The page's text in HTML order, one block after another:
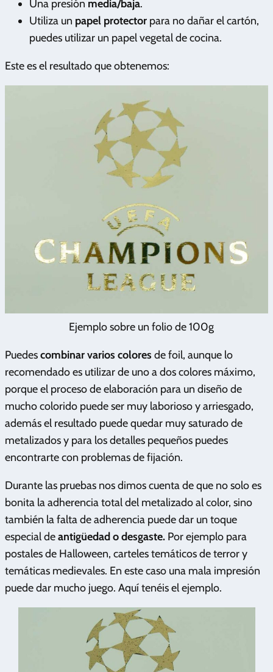
Una presión media/baja.
Utiliza un papel protector para no dañar el cartón,
puedes utilizar un papel vegetal de cocina.
Este es el resultado que obtenemos:
Ejemplo sobre un folio de 100g
Puedescombinar varios colores de foil, aunque lo
recomendado es utilizar de uno a dos colores máximo,
porque el proceso de elaboración para un diseño de
mucho colorido puede ser muy laborioso y arriesgado,
además el resultado puede quedar muy saturado de
metalizados y para los detalles pequeños puedes
encontrarte con problemas de fijación.
Durante las pruebas nos dimos cuenta de que no solo es
bonita la adherencia total del metalizado al color, sino
también la falta de adherencia puede dar un toque
especial deantigüedad o desgaste. Por ejemplo para
postales de Halloween, carteles temáticos de terror y
temáticas medievales. En este caso una mala impresión
puede dar mucho juego. Aquí tenéis el ejemplo.